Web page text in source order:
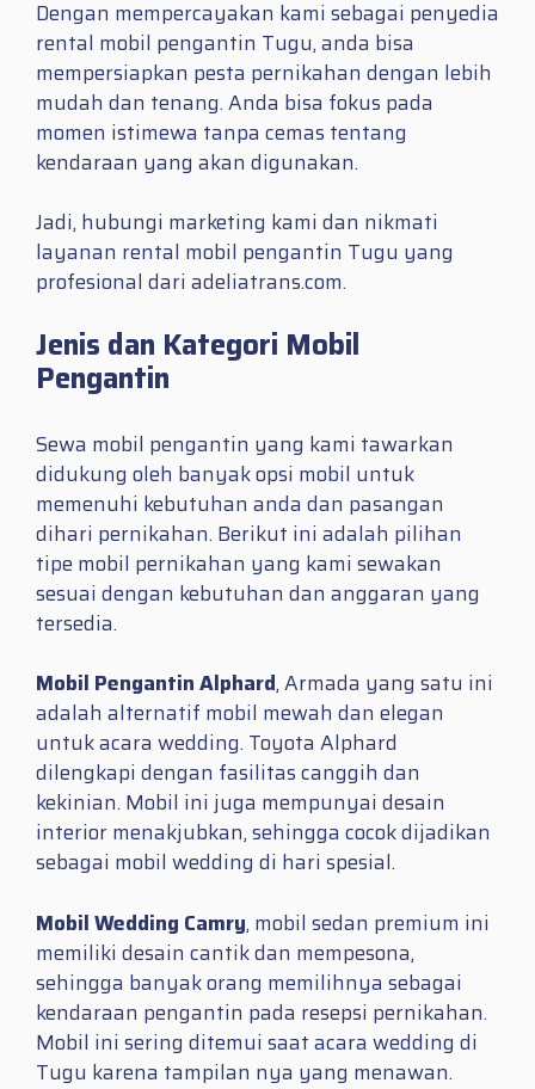
Dengan mempercayakan kami sebagai penyedia
rental mobil pengantin Tugu, anda bisa
mempersiapkan pesta pernikahan dengan lebih
mudah dan tenang. Anda bisa fokus pada
momen istimewa tanpa cemas tentang
kendaraan yang akan digunakan.
Jadi, hubungi marketing kami dan nikmati
layanan rental mobil pengantin Tugu yang
profesional dari adeliatrans.com.
Jenis dan Kategori Mobil
Pengantin
Sewa mobil pengantin yang kami tawarkan
didukung oleh banyak opsi mobil untuk
memenuhi kebutuhan anda dan pasangan
dihari pernikahan. Berikut ini adalah pilihan
tipe mobil pernikahan yang kami sewakan
sesuai dengan kebutuhan dan anggaran yang
tersedia.
Mobil Pengantin Alphard, Armada yang satu ini
adalah alternatif mobil mewah dan elegan
untuk acara wedding. Toyota Alphard
dilengkapi dengan fasilitas canggih dan
kekinian. Mobil ini juga mempunyai desain
interior menakjubkan, sehingga cocok dijadikan
sebagai mobil wedding di hari spesial.
Mobil Wedding Camry, mobil sedan premium ini
memiliki desain cantik dan mempesona,
sehingga banyak orang memilihnya sebagai
kendaraan pengantin pada resepsi pernikahan.
Mobil ini sering ditemui saat acara wedding di
Tugu karena tampilan nya yang menawan.